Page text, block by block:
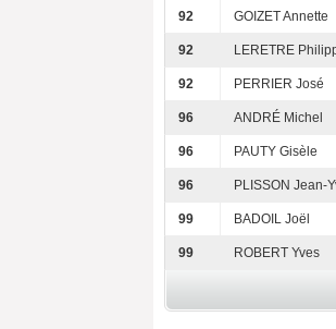
92 GOIZET Annette
92 LERETRE
92 PERRIER José
96 ANDRÉ Michel
96 PAUTY Gisèle
96 PLISSON Jean-
99 BADOIL Joël
99 ROBERT Yves